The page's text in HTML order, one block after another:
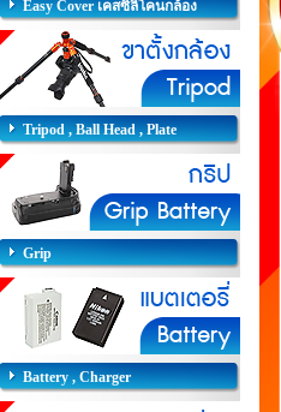
Easy Cover เคสซิลิโคนกล้อง
Tripod , Ball Head , Plate
Grip
Battery , Charger